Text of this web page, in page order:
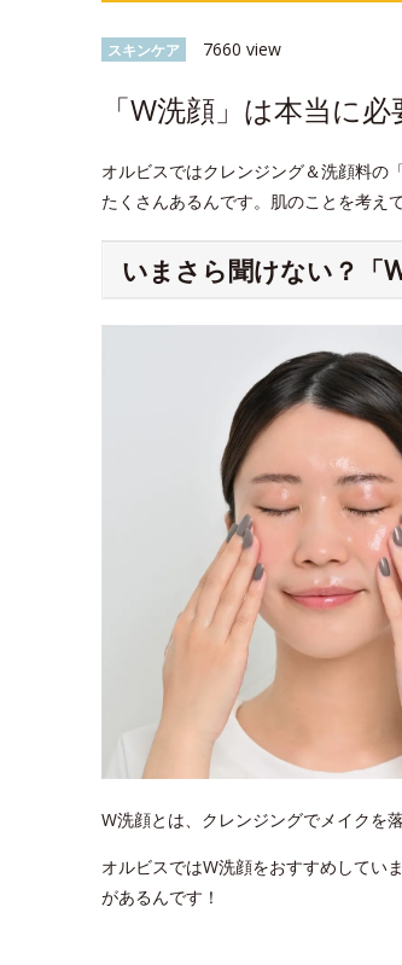
スキンケア 7660 view
「W洗顔」は本当に
オルビスではクレンジング＆洗顔料の
たくさんあるんです。肌のことを考え
いまさら聞けない？「
W洗顔とは、クレンジングでメイクを
オルビスではW洗顔をおすすめしてい
があるんです！